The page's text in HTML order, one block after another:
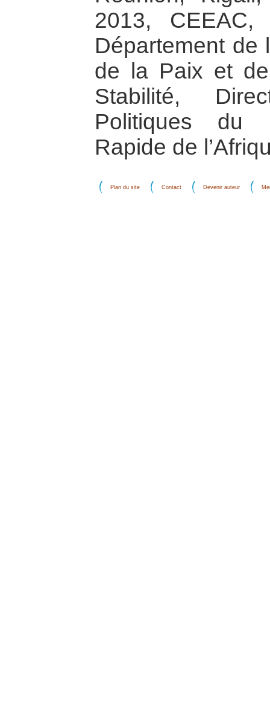
2013, CEEAC,
Département de
de la Paix et
Stabilité,
Politiques du
Rapide de
Plan du site Contact Devenir auteur